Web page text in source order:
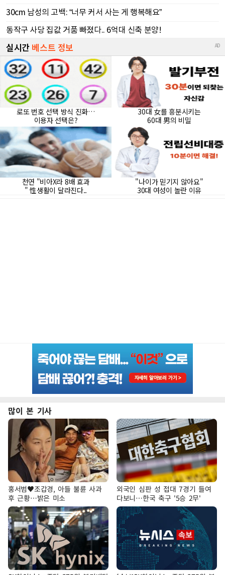
많이 본 기사
홍서범♥조갑경, 아들 불륜 사과
후 근황…밝은 미소
외국인 심판 성 접대 7경기 들여
다보니…한국 축구 '5승 2무'